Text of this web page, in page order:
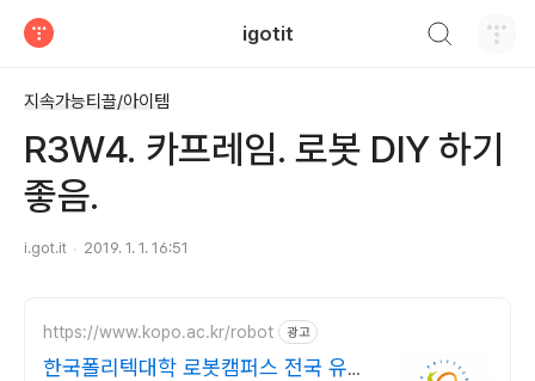
igotit
지속가능티끌/아이템
R3W4. 카프레임. 로봇 DIY 하기
좋음.
i.got.it 2019. 1. 1. 16:51
https://www.kopo.ac.kr/robot 광고
한국폴리텍대학 로봇캠퍼스 전국 유일